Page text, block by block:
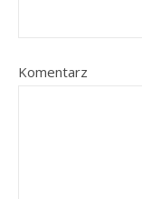
Komentarz